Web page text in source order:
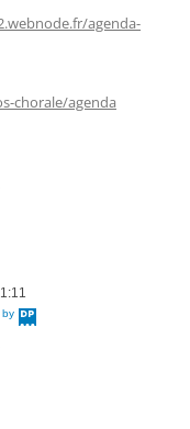
agenda-
chorale/agenda
by